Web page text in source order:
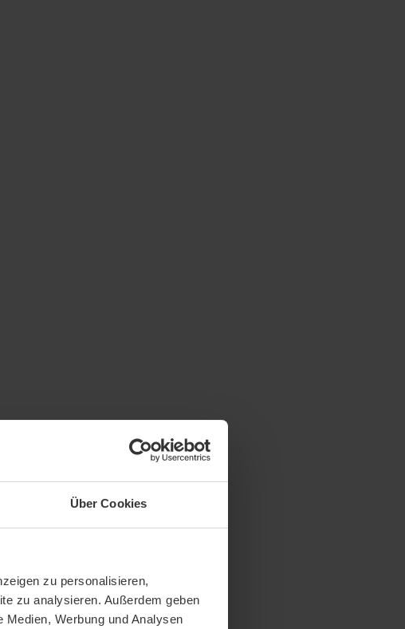
Über Cookies
zu personalisieren,
zu analysieren. Außerdem geben
Werbung und Analysen